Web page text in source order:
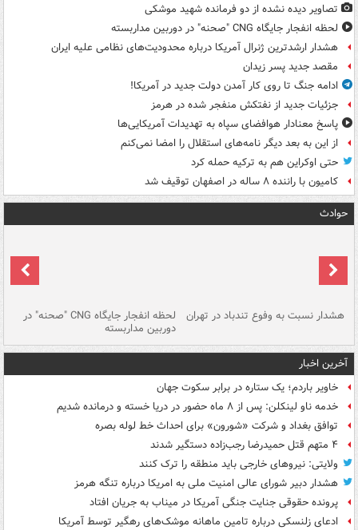
تصاویر دیده‌ نشده از دو فرمانده شهید موشکی
لحظه انفجار جایگاه CNG "صحنه" در دوربین مداربسته
هشدار ارشدترین ژنرال آمریکا درباره محدودیت‌های نظامی علیه ایران
مقصد جدید پسر زیدان
ادامه جنگ تا روی کار آمدن دولت جدید در آمریکا!
جزئیات جدید از نفتکش منفجر شده در هرمز
پاسخ معنادار هوافضای سپاه به تهدیدات آمریکایی‌ها
از این به بعد دیگر نامه‌های استقلال را امضا نمی‌کنم
حتی اوکراین هم به ترکیه حمله کرد
کامیون با راننده ۸ ساله در اصفهان توقیف شد
حوادث
هشدار نسبت به وفوع تندباد در تهران لحظه انفجار جایگاه CNG "صحنه" در
دوربین مداربسته
آخرین اخبار
خاویر باردم؛ یک ستاره در برابر سکوت جهان
خدمه ناو لینکلن: پس از ۸ ماه حضور در دریا خسته و درمانده‌ شدیم
توافق بغداد و شرکت «شورون» برای احداث خط لوله بصره
۴ متهم قتل حمیدرضا رجب‌زاده دستگیر شدند
ولایتی: نیروهای خارجی باید منطقه را ترک کنند
هشدار دبیر شورای عالی امنیت ملی به امریکا درباره تنگه هرمز
پرونده حقوقی جنایت جنگی آمریکا در میناب به جریان افتاد
ادعای زلنسکی درباره تامین ماهانه موشک‌های رهگیر توسط آمریکا